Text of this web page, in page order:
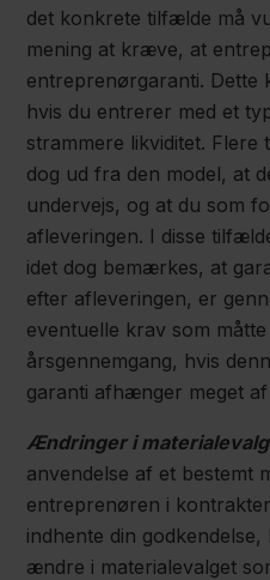
det konkrete tilfælde må
mening at kræve, at
entreprenørgaranti. Dette
hvis du entrerer med et
strammere likviditet.
dog ud fra den model, at
undervejs, og at du som
afleveringen. I disse
idet dog bemærkes, at
efter afleveringen, er
eventuelle krav som
årsgennemgang, hvis
garanti afhænger meget
Ændringer i
anvendelse af et bestemt
entreprenøren i
indhente din
ændre i materialevalget